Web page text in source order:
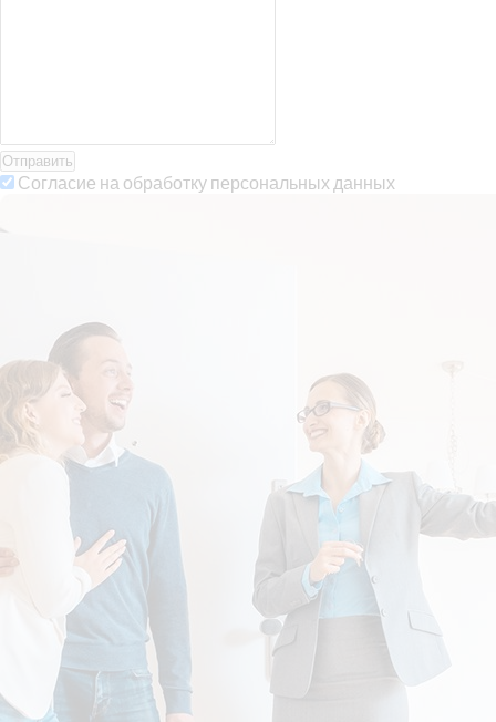
Отправить
Согласие на обработку персональных данных